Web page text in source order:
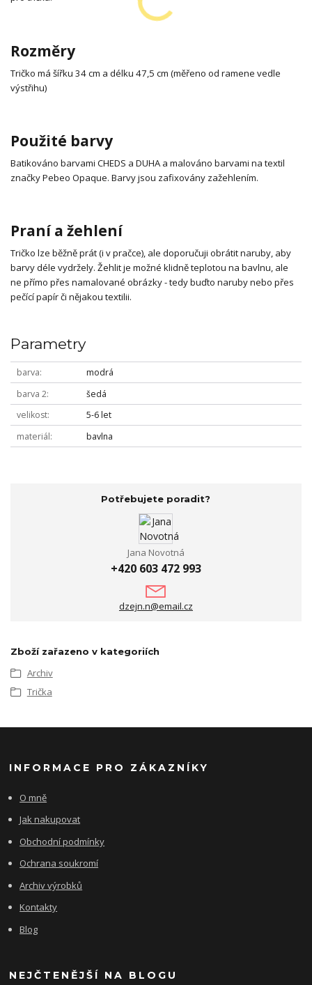
Rozměry
Tričko má šířku 34 cm a délku 47,5 cm (měřeno od ramene vedle
výstřihu)
Použité barvy
Batikováno barvami CHEDS a DUHA a malováno barvami na textil
značky Pebeo Opaque. Barvy jsou zafixovány zažehlením.
Praní a žehlení
Tričko lze běžně prát (i v pračce), ale doporučuji obrátit naruby, aby
barvy déle vydržely. Žehlit je možné klidně teplotou na bavlnu, ale
ne přímo přes namalované obrázky - tedy buďto naruby nebo přes
pečící papír či nějakou textilii.
Parametry
barva
modrá
barva 2
šedá
velikost
5-6 let
materiál
bavlna
Potřebujete poradit?
Jana Novotná
+420 603 472 993
dzejn.n@email.cz
Zboží zařazeno v kategoriích
Archiv
Trička
INFORMACE PRO ZÁKAZNÍKY
O mně
Jak nakupovat
Obchodní podmínky
Ochrana soukromí
Archiv výrobků
Kontakty
Blog
NEJČTENĚJŠÍ NA BLOGU